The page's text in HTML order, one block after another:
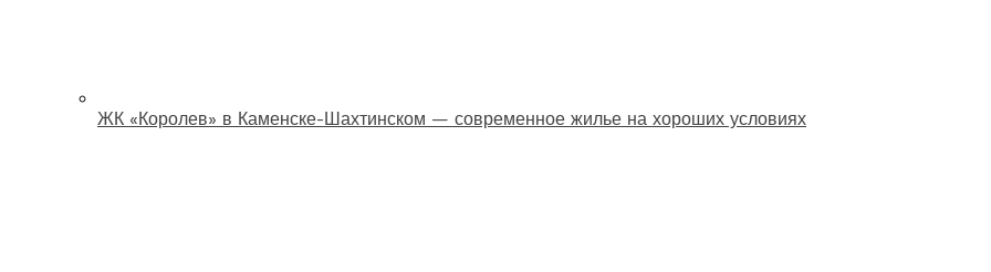
ЖК «Королев» в Каменске-Шахтинском — современное жилье на хороших условиях